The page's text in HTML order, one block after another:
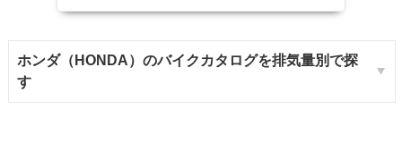
ホンダ（HONDA）のバイクカタログを排気量別で探
す